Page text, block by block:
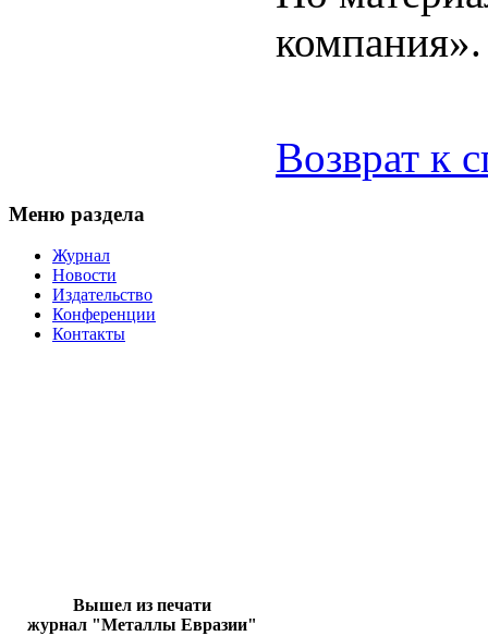
компания».
Возврат к
Меню раздела
Журнал
Новости
Издательство
Конференции
Контакты
Вышел из печати
журнал "Металлы Евразии"